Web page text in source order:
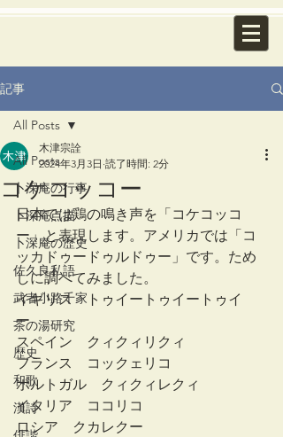
記事
All Posts
卜深庵の行事
卜深庵点描
卜深庵の歴史
佐久良私語
武者小路千家
茶の湯研究
歴史
和歌
漢詩
All Posts
コケコッコー
木津宗詮
2024年3月3日 読了時間: 2分
日本では鶏の鳴き声を「コケコッコ
ー」と表現します。アメリカでは「コ
ッカドゥードゥルドゥー」です。ため
しに調べてみました。
イギリス　トゥイートゥイートゥイ
ー
スペイン　クィクィリクィ
フランス　コックェリコ
ポルトガル　クィクィレクィ
イタリア　ココリコ
ロシア　クカレクー